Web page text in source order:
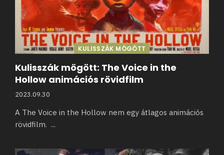
KULISSZÁK MÖGÖTT
Kulisszák mögött: The Voice in the
Hollow animációs rövidfilm
2023.09.30
A The Voice in the Hollow nem egy átlagos animációs
rövidfilm. ...